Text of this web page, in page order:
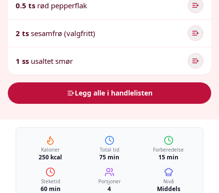
0.5 ts rød pepperflak
2 ts sesamfrø (valgfritt)
1 ss usaltet smør
Legg alle i handlelisten
Kalorier
250 kcal
Total tid
75 min
Forberedelse
15 min
Steketid
60 min
Porsjoner
4
Nivå
Middels